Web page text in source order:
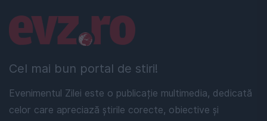
Cel mai bun portal de stiri!
Evenimentul Zilei este o publicație multimedia, dedicată
celor care apreciază știrile corecte, obiective și
Linkuri utile